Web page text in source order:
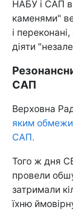
НАБУ і САП
каменями"
і
діяти
САП
Верховна
яким
САП.
Того ж дня
провели
затримали
їхню